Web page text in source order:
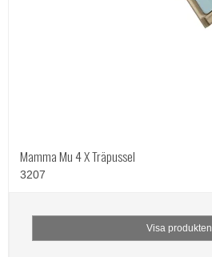
Mamma Mu 4 X Träpussel
3207
Visa produkten